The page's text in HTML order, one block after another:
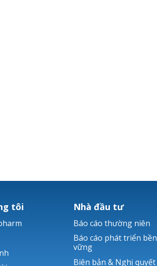
tôi Nhà đầu tư
Báo cáo thường niên
Báo cáo phát triển bền
vững
Biên bản & Nghị quyết